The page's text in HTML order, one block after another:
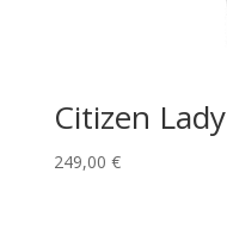
Citizen Lady
249,00 €